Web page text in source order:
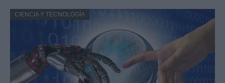
CIENCIA Y TECNOLOGÍA